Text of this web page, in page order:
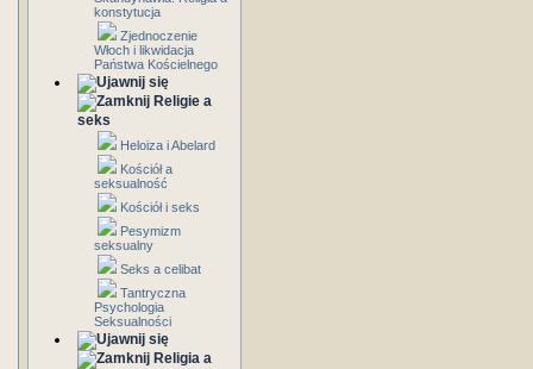
konstytucja
Zjednoczenie
Włoch i likwidacja
Państwa Kościelnego
Religie a
seks
Heloiza i Abelard
Kościół a
seksualność
Kościół i seks
Pesymizm
seksualny
Seks a celibat
Tantryczna
Psychologia
Seksualności
Religia a